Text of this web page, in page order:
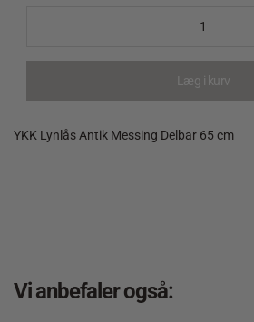
Læg i kurv
YKK Lynlås Antik Messing Delbar 65 cm
Vi anbefaler også: